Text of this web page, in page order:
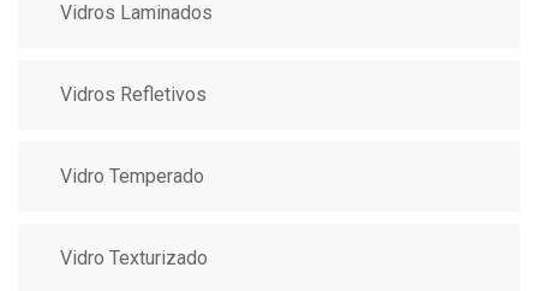
Vidros Laminados
Vidros Refletivos
Vidro Temperado
Vidro Texturizado